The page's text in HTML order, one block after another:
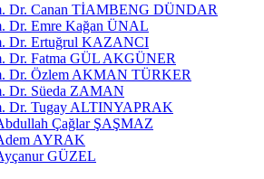
Dr. Canan TİAMBENG DÜNDAR
Dr. Emre Kağan ÜNAL
Dr. Ertuğrul KAZANCI
Dr. Fatma GÜL AKGÜNER
Dr. Özlem AKMAN TÜRKER
Dr. Süeda ZAMAN
Dr. Tugay ALTINYAPRAK
Çağlar ŞAŞMAZ
AYRAK
GÜZEL